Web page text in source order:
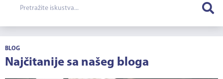
BLOG
Najčitanije sa našeg bloga